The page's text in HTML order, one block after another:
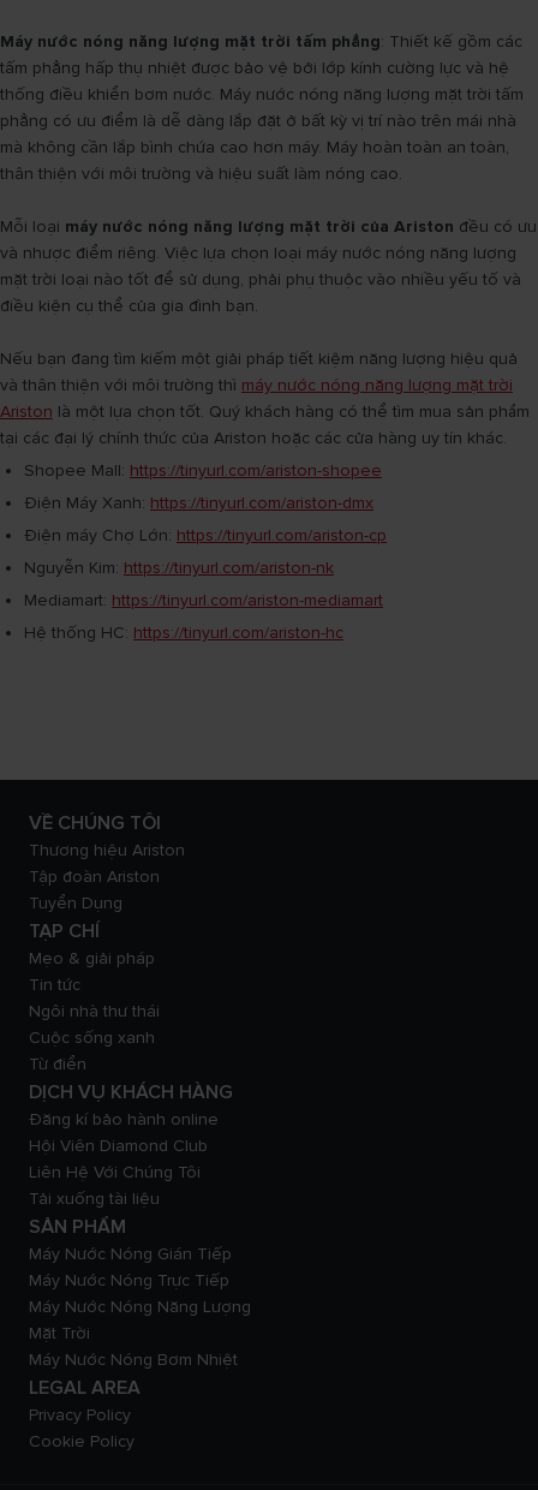
Máy nước nóng năng lượng mặt trời tấm phẳng: Thiết kế gồm các
tấm phẳng hấp thụ nhiệt được bảo vệ bởi lớp kính cường lực và hệ
thống điều khiển bơm nước. Máy nước nóng năng lượng mặt trời tấm
phẳng có ưu điểm là dễ dàng lắp đặt ở bất kỳ vị trí nào trên mái nhà
mà không cần lắp bình chứa cao hơn máy. Máy hoàn toàn an toàn,
thân thiện với môi trường và hiệu suất làm nóng cao.
Mỗi loại máy nước nóng năng lượng mặt trời của Ariston đều có ưu
và nhược điểm riêng. Việc lựa chọn loại máy nước nóng năng lượng
mặt trời loại nào tốt để sử dụng, phải phụ thuộc vào nhiều yếu tố và
điều kiện cụ thể của gia đình bạn.
Nếu bạn đang tìm kiếm một giải pháp tiết kiệm năng lượng hiệu quả
và thân thiện với môi trường thì máy nước nóng năng lượng mặt trời
Ariston là một lựa chọn tốt. Quý khách hàng có thể tìm mua sản phẩm
tại các đại lý chính thức của Ariston hoặc các cửa hàng uy tín khác.
Shopee Mall: https://tinyurl.com/ariston-shopee​
Điện Máy Xanh: https://tinyurl.com/ariston-dmx
Điện máy Chợ Lớn: https://tinyurl.com/ariston-cp
Nguyễn Kim: https://tinyurl.com/ariston-nk
Mediamart: https://tinyurl.com/ariston-mediamart
Hệ thống HC: https://tinyurl.com/ariston-hc
VỀ CHÚNG TÔI
Thương hiệu Ariston
Tập đoàn Ariston
Tuyển Dụng
TẠP CHÍ
Mẹo & giải pháp
Tin tức
Ngôi nhà thư thái
Cuộc sống xanh
Từ điển
DỊCH VỤ KHÁCH HÀNG
Đăng kí bảo hành online
Hội Viên Diamond Club
Liên Hệ Với Chúng Tôi
Tải xuống tài liệu
SẢN PHẨM
Máy Nước Nóng Gián Tiếp
Máy Nước Nóng Trực Tiếp
Máy Nước Nóng Năng Lượng
Mặt Trời
Máy Nước Nóng Bơm Nhiệt
LEGAL AREA
Privacy Policy
Cookie Policy